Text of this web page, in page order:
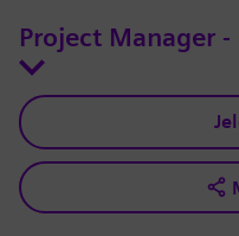
Project Manager